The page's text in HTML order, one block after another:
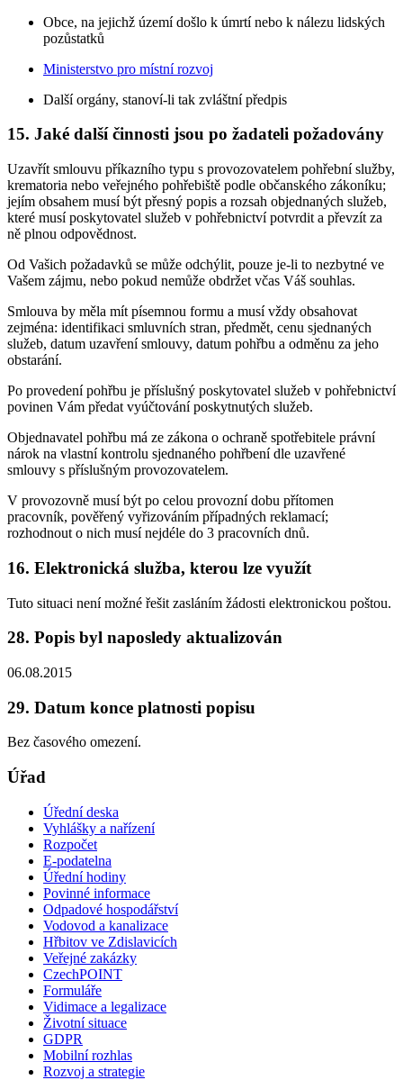
Obce, na jejichž území došlo k úmrtí nebo k nálezu lidských
pozůstatků
Ministerstvo pro místní rozvoj
Další orgány, stanoví-li tak zvláštní předpis
15. Jaké další činnosti jsou po žadateli požadovány
Uzavřít smlouvu příkazního typu s provozovatelem pohřební služby,
krematoria nebo veřejného pohřebiště podle občanského zákoníku;
jejím obsahem musí být přesný popis a rozsah objednaných služeb,
které musí poskytovatel služeb v pohřebnictví potvrdit a převzít za
ně plnou odpovědnost.
Od Vašich požadavků se může odchýlit, pouze je-li to nezbytné ve
Vašem zájmu, nebo pokud nemůže obdržet včas Váš souhlas.
Smlouva by měla mít písemnou formu a musí vždy obsahovat
zejména: identifikaci smluvních stran, předmět, cenu sjednaných
služeb, datum uzavření smlouvy, datum pohřbu a odměnu za jeho
obstarání.
Po provedení pohřbu je příslušný poskytovatel služeb v pohřebnictví
povinen Vám předat vyúčtování poskytnutých služeb.
Objednavatel pohřbu má ze zákona o ochraně spotřebitele právní
nárok na vlastní kontrolu sjednaného pohřbení dle uzavřené
smlouvy s příslušným provozovatelem.
V provozovně musí být po celou provozní dobu přítomen
pracovník, pověřený vyřizováním případných reklamací;
rozhodnout o nich musí nejdéle do 3 pracovních dnů.
16. Elektronická služba, kterou lze využít
Tuto situaci není možné řešit zasláním žádosti elektronickou poštou.
28. Popis byl naposledy aktualizován
06.08.2015
29. Datum konce platnosti popisu
Bez časového omezení.
Úřad
Úřední deska
Vyhlášky a nařízení
Rozpočet
E-podatelna
Úřední hodiny
Povinné informace
Odpadové hospodářství
Vodovod a kanalizace
Hřbitov ve Zdislavicích
Veřejné zakázky
CzechPOINT
Formuláře
Vidimace a legalizace
Životní situace
GDPR
Mobilní rozhlas
Rozvoj a strategie